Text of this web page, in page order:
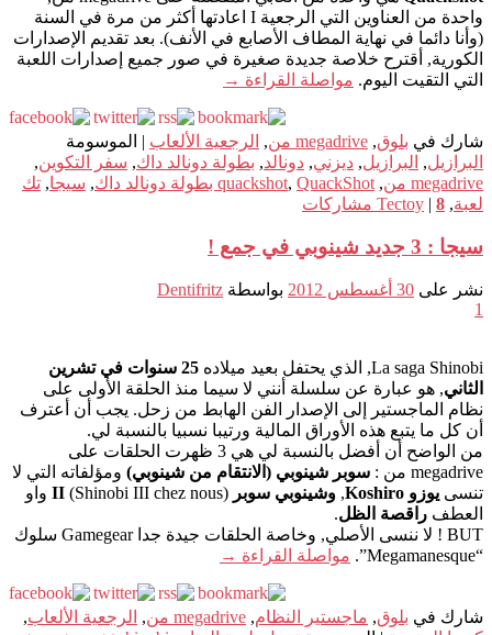
واحدة من العناوين التي الرجعية I اعادتها أكثر من مرة في السنة
(وأنا دائما في نهاية المطاف الأصابع في الأنف). بعد تقديم الإصدارات
الكورية, أقترح خلاصة جديدة صغيرة في صور جميع إصدارات اللعبة
التي التقيت اليوم. مواصلة القراءة →
شارك في بلوق, megadrive من , الرجعية الألعاب | الموسومة
البرازيل, البرازيل, ديزني, دونالد, بطولة دونالد داك, سفر التكوين,
megadrive من
,
quackshot, QuackShot بطولة دونالد داك , سيجا, تك
لعبة,
Tectoy | 8 مشاركات
سيجا : 3 جديد شينوبي في جمع !
نشر على 30 أغسطس 2012 بواسطة Dentifritz
1
La saga Shinobi, الذي يحتفل بعيد ميلاده
25 سنوات في تشرين
الثاني, هو عبارة عن سلسلة أنني لا سيما منذ الحلقة الأولى على
نظام الماجستير إلى الإصدار الفن الهابط من زحل. يجب أن أعترف
أن كل ما يتبع هذه الأوراق المالية ورتيبا نسبيا بالنسبة لي.
من الواضح أن أفضل بالنسبة لي هي 3 ظهرت الحلقات على
megadrive من :
سوبر شينوبي (الانتقام من شينوبي) ومؤلفاته التي لا
تنسى يوزو Koshiro , وشينوبي سوبر II
(Shinobi III chez nous) واو
العطف راقصة الظل.
BUT ! لا ننسى الأصلي, وخاصة الحلقات جيدة جدا Gamegear سلوك
“Megamanesque”.
مواصلة القراءة →
شارك في بلوق, ماجستير النظام, megadrive من , الرجعية الألعاب,